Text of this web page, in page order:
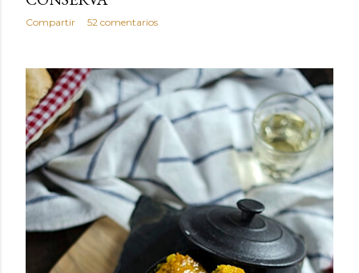
Compartir 52 comentarios